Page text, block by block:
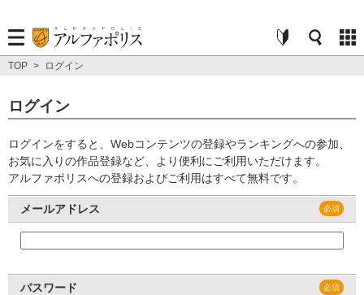
TOP > ログイン
ログイン
ログインをすると、Webコンテンツの登録やランキングへの参加、
お気に入りの作品登録など、より便利にご利用いただけます。
アルファポリスへの登録およびご利用はすべて無料です。
メールアドレス
パスワード